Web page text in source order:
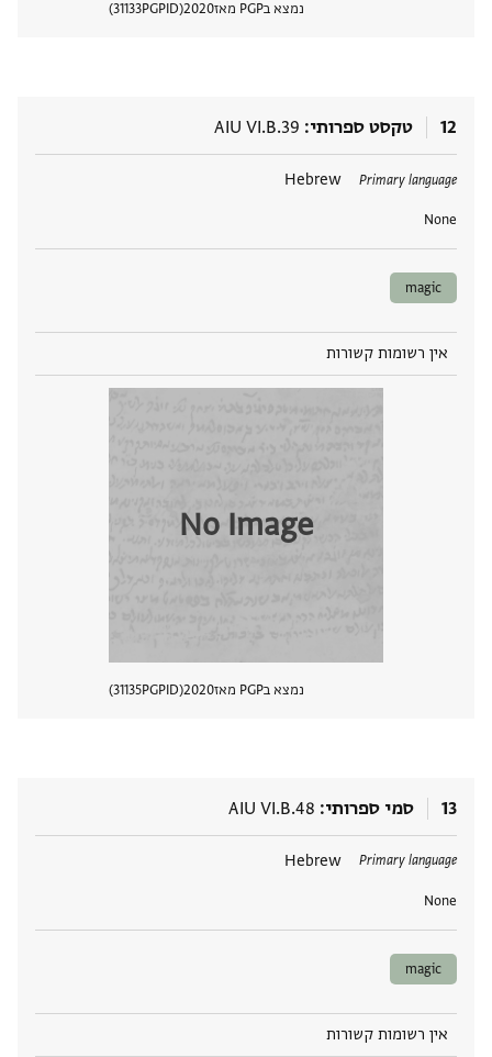
נמצא בPGP מאז 2020
PGPID
31133
12 טקסט ספרותי AIU VI.B.39
Primary language
Hebrew
None
תגים
magic
אין רשומות קשורות
No Image
נמצא בPGP מאז 2020
PGPID
31135
13 סמי ספרותי AIU VI.B.48
Primary language
Hebrew
None
תגים
magic
אין רשומות קשורות